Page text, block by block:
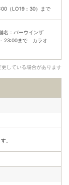
（LO19：30）まで
名：バーウインザ
23:00まで カラオ
している場合があります
。